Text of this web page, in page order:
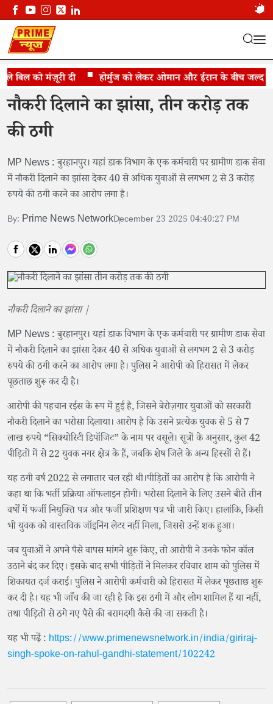
को मंज़ूरी दी होर्मुज को लेकर ओमान और ईरान के बीच जल्द
नौकरी दिलाने का झांसा
नौकरी दिलाने का झांसा, तीन करोड़ तक
की ठगी
MP News : बुरहानपुर। यहां डाक विभाग के एक कर्मचारी पर ग्रामीण डाक सेवा
में नौकरी दिलाने का झांसा देकर 40 से अधिक युवाओं से लगभग 2 से 3 करोड़
रुपये की ठगी करने का आरोप लगा है।
By: Prime News NetworkDecember 23 2025 04:40:27 PM
नौकरी दिलाने का झांसा |
MP News : बुरहानपुर। यहां डाक विभाग के एक कर्मचारी पर ग्रामीण डाक सेवा
में नौकरी दिलाने का झांसा देकर 40 से अधिक युवाओं से लगभग 2 से 3 करोड़
रुपये की ठगी करने का आरोप लगा है। पुलिस ने आरोपी को हिरासत में लेकर
पूछताछ शुरू कर दी है।
आरोपी की पहचान रईस के रूप में हुई है, जिसने बेरोज़गार युवाओं को सरकारी
नौकरी दिलाने का भरोसा दिलाया। आरोप है कि उसने प्रत्येक युवक से 5 से 7
लाख रुपये “सिक्योरिटी डिपॉजिट” के नाम पर वसूले। सूत्रों के अनुसार, कुल 42
पीड़ितों में से 22 युवक नगर क्षेत्र के हैं, जबकि शेष जिले के अन्य हिस्सों से हैं।
यह ठगी वर्ष 2022 से लगातार चल रही थी।पीड़ितों का आरोप है कि आरोपी ने
कहा था कि भर्ती प्रक्रिया ऑफलाइन होगी। भरोसा दिलाने के लिए उसने बीते तीन
वर्षों में फर्जी नियुक्ति पत्र और फर्जी प्रशिक्षण पत्र भी जारी किए। हालांकि, किसी
भी युवक को वास्तविक जॉइनिंग लेटर नहीं मिला, जिससे उन्हें शक हुआ।
जब युवाओं ने अपने पैसे वापस मांगने शुरू किए, तो आरोपी ने उनके फोन कॉल
उठाने बंद कर दिए। इसके बाद सभी पीड़ितों ने मिलकर रविवार शाम को पुलिस में
शिकायत दर्ज कराई। पुलिस ने आरोपी कर्मचारी को हिरासत में लेकर पूछताछ शुरू
कर दी है। यह भी जाँच की जा रही है कि इस ठगी में और लोग शामिल हैं या नहीं,
तथा पीड़ितों से ठगे गए पैसे की बरामदगी कैसे की जा सकती है।
यह भी पढ़ें : https://www.primenewsnetwork.in/india/giriraj-
singh-spoke-on-rahul-gandhi-statement/102242